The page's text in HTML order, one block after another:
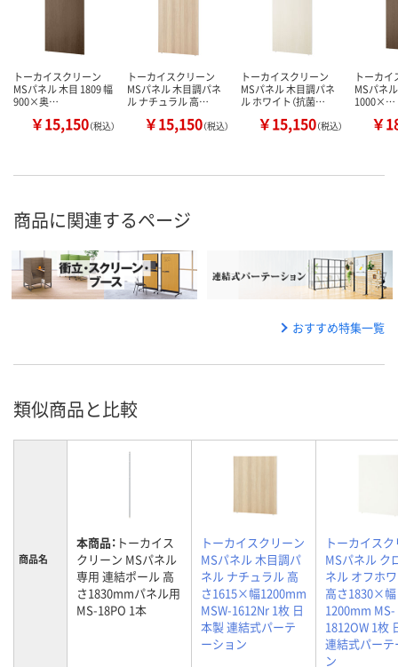
トーカイスクリーン
MSパネル 木目 1809 幅
900×奥…
￥15,150（税込）
トーカイスクリーン
MSパネル 木目調パネ
ル ナチュラル 高…
￥15,150（税込）
トーカイスクリーン
MSパネル 木目調パネ
ル ホワイト（抗菌…
￥15,150（税込）
トーカイ
MSパネ
1000×…
￥
商品に関連するページ
おすすめ特集一覧
類似商品と比較
商品名
本商品： トーカイス
クリーン MSパネル
専用 連結ポール 高
さ1830mmパネル用
MS-18PO 1本
トーカイスクリーン
MSパネル 木目調パ
ネル ナチュラル 高
さ1615×幅1200mm
MSW-1612Nr 1枚 日
本製 連結式パーテ
ーション
トーカイス
MSパネル ク
ネル オフホ
高さ1830×幅
1200mm MS-
1812OW 1枚
連結式パーテ
ン